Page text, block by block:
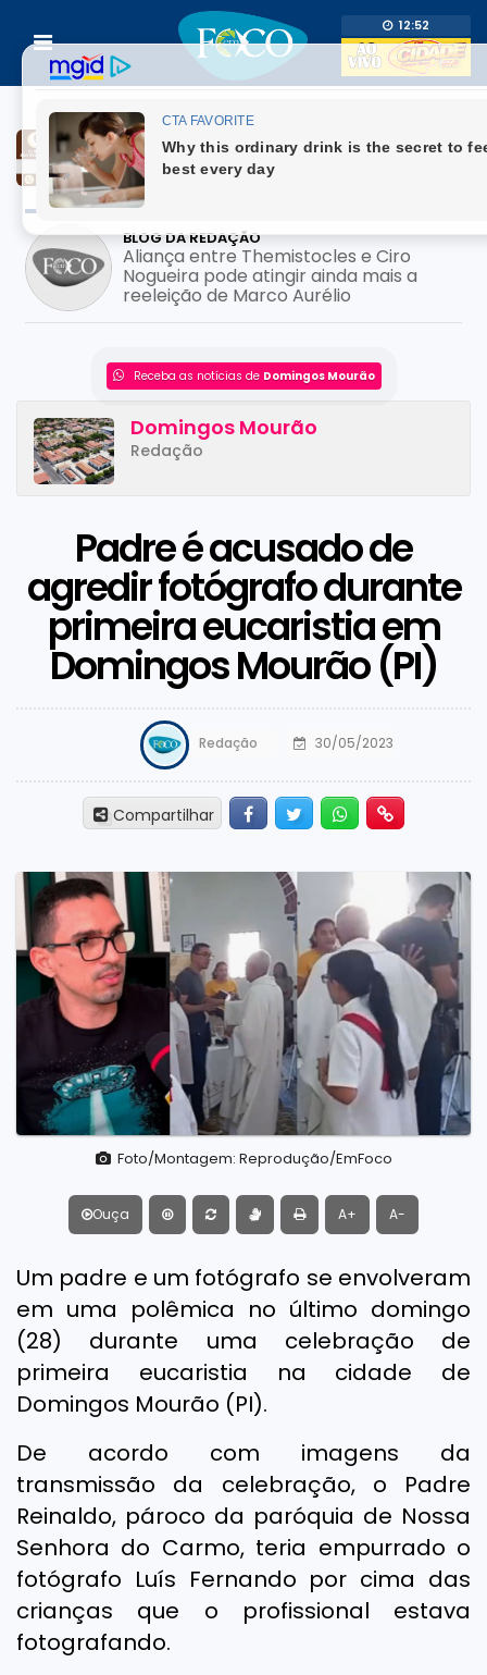
12:52
BLOG DA REDAÇÃO
Aliança entre Themistocles e Ciro
Nogueira pode atingir ainda mais a
reeleição de Marco Aurélio
Receba as notícias de Domingos Mourão
Domingos Mourão
Redação
Padre é acusado de
agredir fotógrafo durante
primeira eucaristia em
Domingos Mourão (PI)
Redação 30/05/2023
Compartilhar FacebookTwitter Whatsapp
Foto/Montagem: Reprodução/EmFoco
Ouça A+ A-
Um padre e um fotógrafo se envolveram
em uma polêmica no último domingo
(28) durante uma celebração de
primeira eucaristia na cidade de
Domingos Mourão (PI).
De acordo com imagens da
transmissão da celebração, o Padre
Reinaldo, pároco da paróquia de Nossa
Senhora do Carmo, teria empurrado o
fotógrafo Luís Fernando por cima das
crianças que o profissional estava
fotografando.